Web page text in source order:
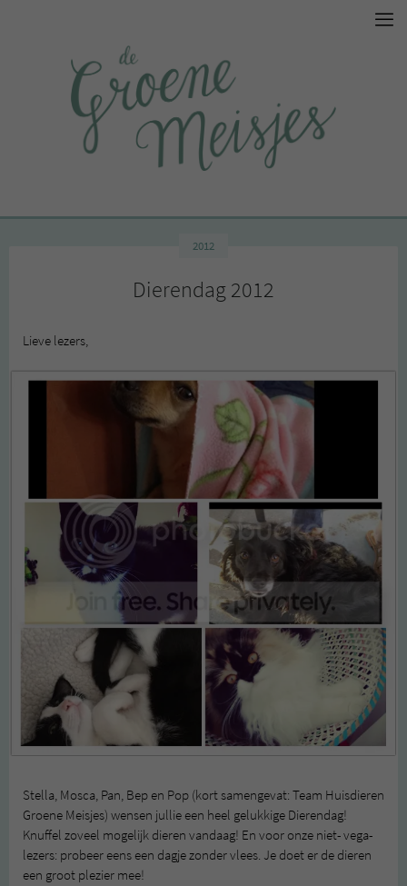
2012
Dierendag 2012
Lieve lezers,
Stella, Mosca, Pan, Bep en Pop (kort samengevat: Team Huisdieren
Groene Meisjes) wensen jullie een heel gelukkige Dierendag!
Knuffel zoveel mogelijk dieren vandaag! En voor onze niet- vega-
lezers: probeer eens een dagje zonder vlees. Je doet er de dieren
een groot plezier mee!